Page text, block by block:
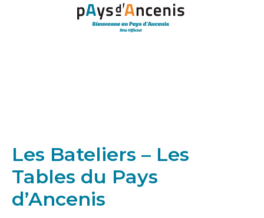
Panneau de gestion des cookies
Les Bateliers – Les
Tables du Pays
d’Ancenis